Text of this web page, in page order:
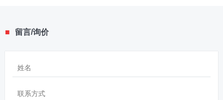
■ 留言/询价